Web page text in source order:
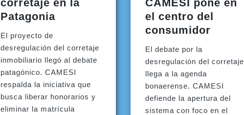
corretaje en la
Patagonia
El proyecto de
desregulación del corretaje
inmobiliario llegó al debate
patagónico. CAMESI
respalda la iniciativa que
busca liberar honorarios y
eliminar la matrícula
CAMESI pone en
el centro del
consumidor
El debate por la
desregulación del corretaje
llega a la agenda
bonaerense. CAMESI
defiende la apertura del
sistema con foco en el